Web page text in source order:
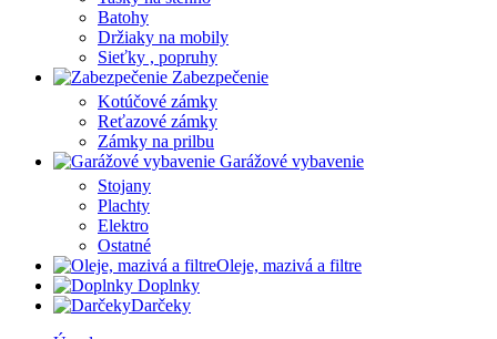
Batohy
Držiaky na mobily
Sieťky , popruhy
Zabezpečenie
Kotúčové zámky
Reťazové zámky
Zámky na prilbu
Garážové vybavenie
Stojany
Plachty
Elektro
Ostatné
Oleje, mazivá a filtre
Doplnky
Darčeky